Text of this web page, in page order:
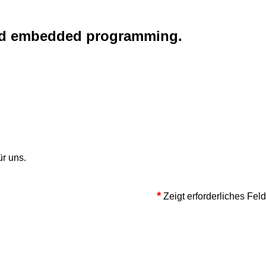
embedded programming.
uns.
*Zeigt erforderliches Feld